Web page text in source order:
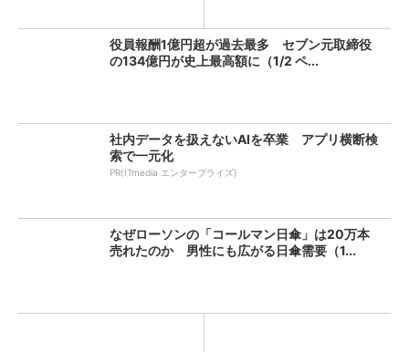
役員報酬1億円超が過去最多 セブン元取締役
の134億円が史上最高額に（1/2 ペ...
社内データを扱えないAIを卒業 アプリ横断検
索で一元化
PR(ITmedia エンタープライズ)
なぜローソンの「コールマン日傘」は20万本
売れたのか 男性にも広がる日傘需要（1...